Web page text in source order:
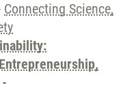
Connecting Science,
-